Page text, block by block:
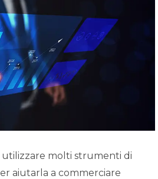
utilizzare molti strumenti di
aiutarla a commerciare